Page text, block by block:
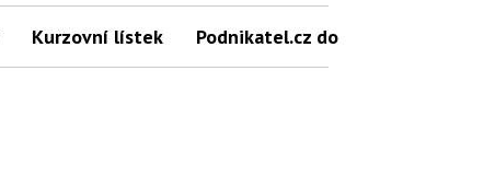
Kurzovní lístek Podnikatel.cz do mailu